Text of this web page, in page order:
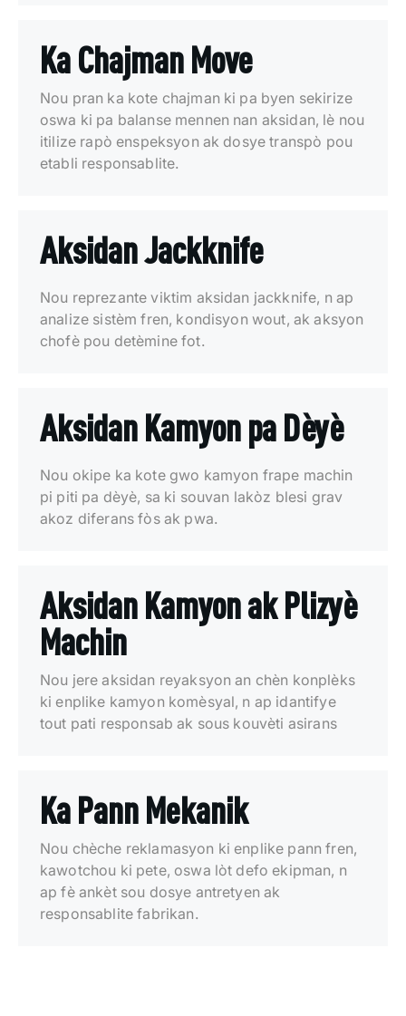
Ka Chajman Move
Nou pran ka kote chajman ki pa byen sekirize
oswa ki pa balanse mennen nan aksidan, lè nou
itilize rapò enspeksyon ak dosye transpò pou
etabli responsablite.
Aksidan Jackknife
Nou reprezante viktim aksidan jackknife, n ap
analize sistèm fren, kondisyon wout, ak aksyon
chofè pou detèmine fot.
Aksidan Kamyon pa Dèyè
Nou okipe ka kote gwo kamyon frape machin
pi piti pa dèyè, sa ki souvan lakòz blesi grav
akoz diferans fòs ak pwa.
Aksidan Kamyon ak Plizyè
Machin
Nou jere aksidan reyaksyon an chèn konplèks
ki enplike kamyon komèsyal, n ap idantifye
tout pati responsab ak sous kouvèti asirans
Ka Pann Mekanik
Nou chèche reklamasyon ki enplike pann fren,
kawotchou ki pete, oswa lòt defo ekipman, n
ap fè ankèt sou dosye antretyen ak
responsablite fabrikan.